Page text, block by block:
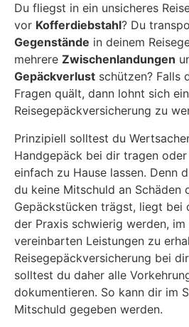
Du fliegst in ein unsicheres
vor Kofferdiebstahl? Du
Gegenstände in deinem
mehrere Zwischenlandungen
Gepäckverlust schützen? Falls
Fragen quält, dann lohnt sich
Reisegepäckversicherung zu
Prinzipiell solltest du
Handgepäck bei dir tragen
einfach zu Hause lassen. Denn
du keine Mitschuld an Schäden
Gepäckstücken trägst, liegt bei
der Praxis schwierig werden,
vereinbarten Leistungen zu
Reisegepäckversicherung bei
solltest du daher alle
dokumentieren. So kann dir im
Mitschuld gegeben werden.